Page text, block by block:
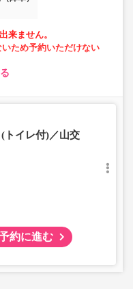
来ません。
ため予約いただけない
トイレ付)／山交
約に進む